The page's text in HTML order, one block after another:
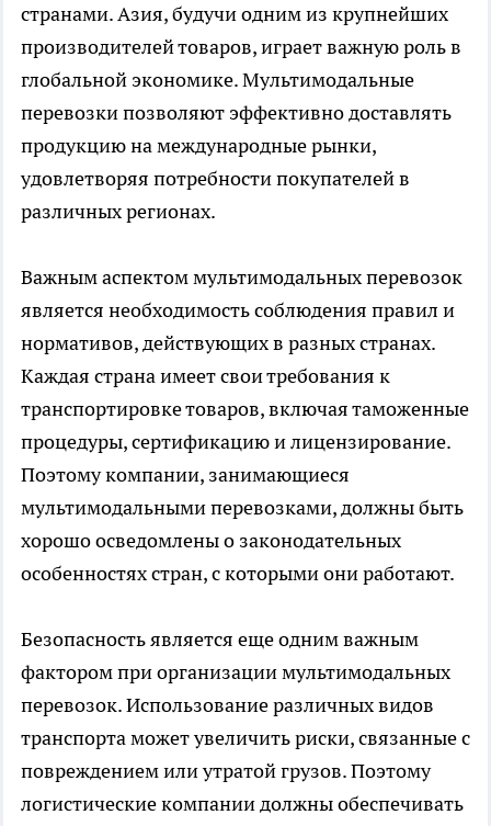
странами. Азия, будучи одним из крупнейших
производителей товаров, играет важную роль в
глобальной экономике. Мультимодальные
перевозки позволяют эффективно доставлять
продукцию на международные рынки,
удовлетворяя потребности покупателей в
различных регионах.
Важным аспектом мультимодальных перевозок
является необходимость соблюдения правил и
нормативов, действующих в разных странах.
Каждая страна имеет свои требования к
транспортировке товаров, включая таможенные
процедуры, сертификацию и лицензирование.
Поэтому компании, занимающиеся
мультимодальными перевозками, должны быть
хорошо осведомлены о законодательных
особенностях стран, с которыми они работают.
Безопасность является еще одним важным
фактором при организации мультимодальных
перевозок. Использование различных видов
транспорта может увеличить риски, связанные с
повреждением или утратой грузов. Поэтому
логистические компании должны обеспечивать